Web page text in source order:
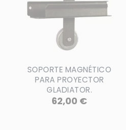
SOPORTE MAGNÉTICO
PARA PROYECTOR
GLADIATOR.
62,00 €Precio